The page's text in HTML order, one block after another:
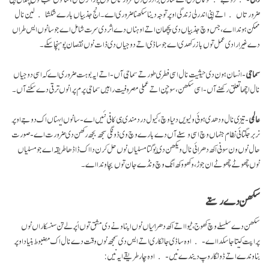
ضرورتاں اتے اپنی اندرلی زندگی اوپر توجہ دینا سکھنا ضروری اے۔ انج جذبیاں بارے شکشا لین نال
ممکن ہوندا اے، جس وچ جذبیاں دی پچھان اتے اوہناں دے اثر دی سرت شامل اے جو سانوں ایس طراں
دے غیر ارادی عمل توں باز رکھدی اے جو ساڈی اتے دوجیاں دی ذات نوں نقصان پوہنچا سکے۔
سماجی- انسان ہون دی حیثیت نال اسی فطری طور تے سماجی آں- اتے ایہ بوہت ضروری اے کہ اسی دوجیاں
نال اچھا تعلق رکھنے آں- اسی سکھن، سوچن اتے عملی مصروفیت راہیں سماجی پرم پرا نوں ترقی دے سکنے آں۔
عالمی- تیزی نال ودھدی ہوئی ولیویں دنیا وچ، کیول درد مندی ہی کافی نئیں اے- سانوں ایہناں اک دوجے اوپر
نربر جگتائی نظام جنہاں وچ اسی وسنے آں دے بارے وچ وی ڈونگی سجھ بجھ رکھن دی ضرورت اے- صورت
حال نوں ون سونی اکھ دھرائی نال ویکھن دی یوگتا مسلیاں نوں حل کرن دا اک ڈاڈھا طریقہ اے جو مسلیاں
نوں چھوٹے چھوٹے ان جوڑ، وکھو وکھ انگ وچ ونڈے جان توں بچاوندا اے۔
سکھن دے رستے
سکھن دے سلسلے وچ کھوج، ٹیوا اتے اکھ دھرائیاں نوں اپناونے دی مشق توں اُپرلے تن سنسکاراں نوں
پراپت کیتا جا سکدا اے- اوہ ساڈی جانکاری اتے ایس دی سمجھ نوں وقت دے نال اک مضبوط بنیاد اوپر
بناوندے اتے ڈونگا روپ دیندے نیں- اوہ چار طریقے ایہ نیں: